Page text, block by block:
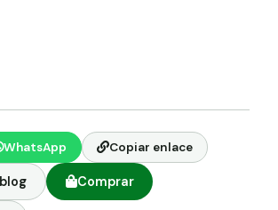
WhatsApp Copiar enlace
Comprar